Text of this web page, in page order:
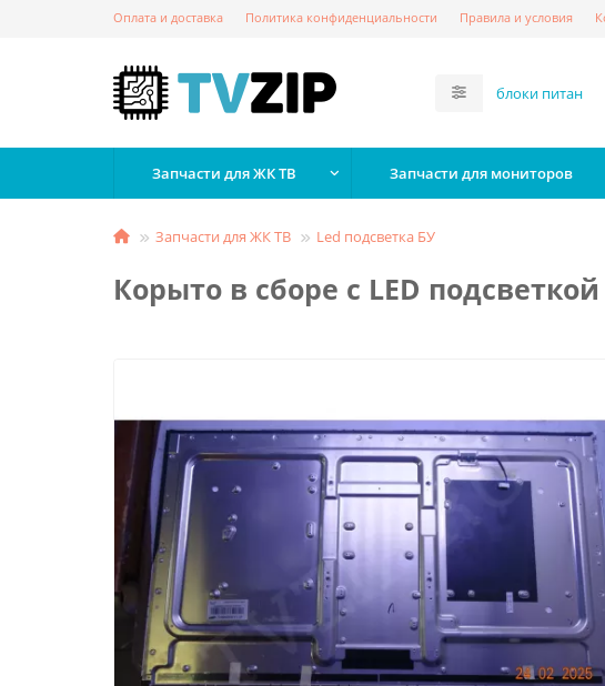
Оплата и доставка Политика конфиденциальности Правила и условия
Запчасти для ЖК ТВ Запчасти для мониторов
Запчасти для ЖК ТВ Led подсветка БУ
Корыто в сборе с LED